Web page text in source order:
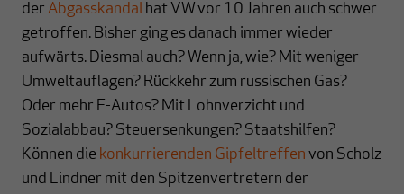
der Abgasskandal hat VW vor 10 Jahren auch schwer
getroffen. Bisher ging es danach immer wieder
aufwärts. Diesmal auch? Wenn ja, wie? Mit weniger
Umweltauflagen? Rückkehr zum russischen Gas?
Oder mehr E-Autos? Mit Lohnverzicht und
Sozialabbau? Steuersenkungen? Staatshilfen?
Können die konkurrierenden Gipfeltreffen von Scholz
und Lindner mit den Spitzenvertretern der